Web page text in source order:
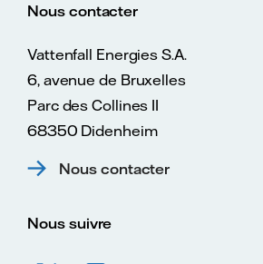
Nous contacter
Vattenfall Energies S.A.
6, avenue de Bruxelles
Parc des Collines II
68350 Didenheim
Nous contacter
Nous suivre